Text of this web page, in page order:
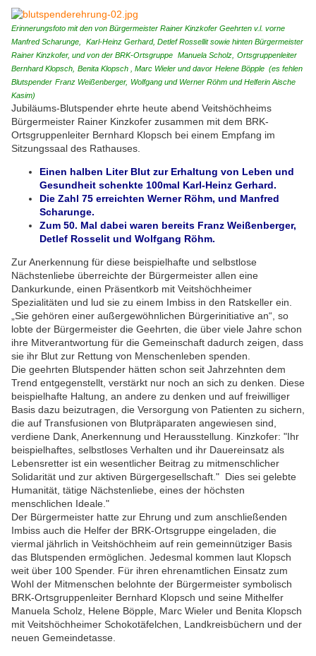
Erinnerungsfoto mit den von Bürgermeister Rainer Kinzkofer Geehrten v.l. vorne
Manfred Scharunge,
Karl-Heinz Gerhard, Detlef Rossellit sowie hinten Bürgermeister
Rainer Kinzkofer, und von der BRK-Ortsgruppe Manuela Scholz, Ortsgruppenleiter
Bernhard Klopsch, Benita Klopsch , Marc Wieler und davor Helene Böpple (es fehlen
Blutspender Franz Weißenberger, Wolfgang und Werner Röhm und Helferin Aische
Kasim)
Jubiläums-Blutspender ehrte heute abend Veitshöchheims
Bürgermeister Rainer Kinzkofer zusammen mit dem BRK-
Ortsgruppenleiter Bernhard Klopsch bei einem Empfang im
Sitzungssaal des Rathauses.
Einen halben Liter Blut zur Erhaltung von Leben und
Gesundheit schenkte 100mal Karl-Heinz Gerhard.
Die Zahl 75 erreichten Werner Röhm, und Manfred
Scharunge.
Zum 50. Mal dabei waren bereits Franz Weißenberger,
Detlef Rosselit und Wolfgang Röhm.
Zur Anerkennung für diese beispielhafte und selbstlose
Nächstenliebe überreichte der Bürgermeister allen eine
Dankurkunde, einen Präsentkorb mit Veitshöchheimer
Spezialitäten und lud sie zu einem Imbiss in den Ratskeller ein.
„Sie gehören einer außergewöhnlichen Bürgerinitiative an“, so
lobte der Bürgermeister die Geehrten, die über viele Jahre schon
ihre Mitverantwortung für die Gemeinschaft dadurch zeigen, dass
sie ihr Blut zur Rettung von Menschenleben spenden.
Die geehrten Blutspender hätten schon seit Jahrzehnten dem
Trend entgegenstellt, verstärkt nur noch an sich zu denken. Diese
beispielhafte Haltung, an andere zu denken und auf freiwilliger
Basis dazu beizutragen, die Versorgung von Patienten zu sichern,
die auf Transfusionen von Blutpräparaten angewiesen sind,
verdiene Dank, Anerkennung und Herausstellung. Kinzkofer: "Ihr
beispielhaftes, selbstloses Verhalten und ihr Dauereinsatz als
Lebensretter ist ein wesentlicher Beitrag zu mitmenschlicher
Solidarität und zur aktiven Bürgergesellschaft." Dies sei gelebte
Humanität, tätige Nächstenliebe, eines der höchsten
menschlichen Ideale."
Der Bürgermeister hatte zur Ehrung und zum anschließenden
Imbiss auch die Helfer der BRK-Ortsgruppe eingeladen, die
viermal jährlich in Veitshöchheim auf rein gemeinnütziger Basis
das Blutspenden ermöglichen. Jedesmal kommen laut Klopsch
weit über 100 Spender. Für ihren ehrenamtlichen Einsatz zum
Wohl der Mitmenschen belohnte der Bürgermeister symbolisch
BRK-Ortsgruppenleiter Bernhard Klopsch und seine Mithelfer
Manuela Scholz, Helene Böpple, Marc Wieler und Benita Klopsch
mit Veitshöchheimer Schokotäfelchen, Landkreisbüchern und der
neuen Gemeindetasse.